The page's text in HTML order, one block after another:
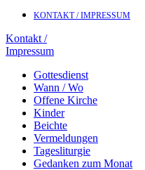
KONTAKT / IMPRESSUM
Kontakt /
Impressum
Gottesdienst
Wann / Wo
Offene Kirche
Kinder
Beichte
Vermeldungen
Tagesliturgie
Gedanken zum Monat